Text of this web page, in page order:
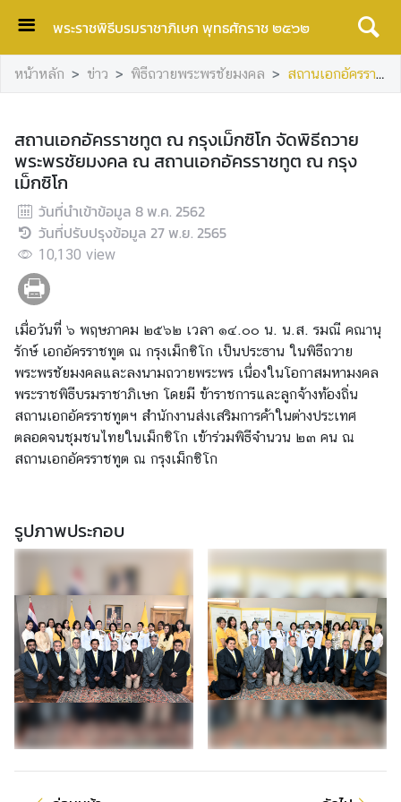
พระราชพิธีบรมราชาภิเษก พุทธศักราช ๒๕๖๒
ห
น้
ลั
ก
กิ
จ
ก
ร
ท
า
ง
ศ
า
ส
น
ว
า
ย
เ
น
พ
ร
ะ
ร
า
หน้าหลัก ข่าว พิธีถวายพระพรชัยมงคล สถานเอกอัครราชทูต ณ กรุงเม็กซิโก จัดพิธีถวายพระพรชัยมงคล ณ สถานเอกอัครราชทูต ณ กรุงเม็กซิโก
สถานเอกอัครราชทูต ณ กรุงเม็กซิโก จัดพิธีถวาย
พระพรชัยมงคล ณ สถานเอกอัครราชทูต ณ กรุง
เม็กซิโก
วันที่นำเข้าข้อมูล 8 พ.ค. 2562
วันที่ปรับปรุงข้อมูล 27 พ.ย. 2565
10,130 view
เมื่อวันที่ ๖ พฤษภาคม ๒๕๖๒ เวลา ๑๔.๐๐ น. น.ส. รมณี คณานุ
รักษ์ เอกอัครราชทูต ณ กรุงเม็กซิโก เป็นประธาน ในพิธีถวาย
พระพรชัยมงคลและลงนามถวายพระพร เนื่องในโอกาสมหามงคล
พระราชพิธีบรมราชาภิเษก โดยมี ข้าราชการและลูกจ้างท้องถิ่น
สถานเอกอัครราชทูตฯ สำนักงานส่งเสริมการค้าในต่างประเทศ
ตลอดจนชุมชนไทยในเม็กซิโก เข้าร่วมพิธีจำนวน ๒๓ คน ณ
สถานเอกอัครราชทูต ณ กรุงเม็กซิโก
รูปภาพประกอบ